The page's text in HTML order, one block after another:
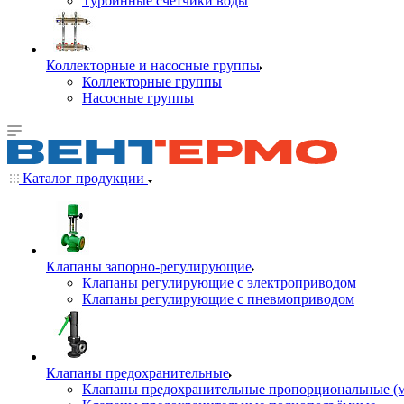
Коллекторные и насосные группы
Коллекторные группы
Насосные группы
Каталог продукции
Клапаны запорно-регулирующие
Клапаны регулирующие с электроприводом
Клапаны регулирующие с пневмоприводом
Клапаны предохранительные
Клапаны предохранительные пропорциональные